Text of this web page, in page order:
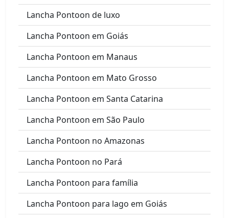
Lancha Pontoon de luxo
Lancha Pontoon em Goiás
Lancha Pontoon em Manaus
Lancha Pontoon em Mato Grosso
Lancha Pontoon em Santa Catarina
Lancha Pontoon em São Paulo
Lancha Pontoon no Amazonas
Lancha Pontoon no Pará
Lancha Pontoon para família
Lancha Pontoon para lago em Goiás